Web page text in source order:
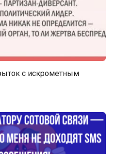
с искрометным